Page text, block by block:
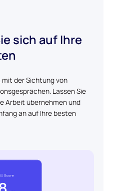
sich auf Ihre
mit der Sichtung von
Lassen Sie
Arbeit übernehmen und
an auf Ihre besten